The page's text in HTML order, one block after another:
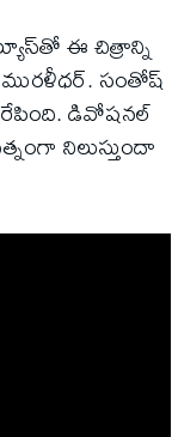
ఈ చిత్రాన్ని
సంతోష్
రేపింది. డివోషనల్
నిలుస్తుందా